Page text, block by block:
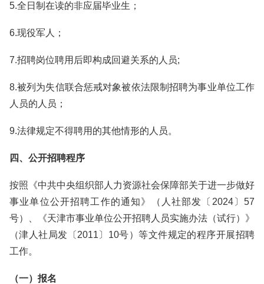
5.全日制在读的非应届毕业生；
6.现役军人；
7.招聘岗位聘用后即构成回避关系的人员;
8.被列为失信联合惩戒对象被依法限制招聘为事业单位工作
人员的人员；
9.法律规定不得聘用的其他情形的人员。
四、公开招聘程序
按照《中共中央组织部人力资源社会保障部关于进一步做好
事业单位公开招聘工作的通知》（人社部发〔2024〕57
号）、《天津市事业单位公开招聘人员实施办法（试行）》
（津人社局发〔2011〕10号）等文件规定的程序开展招聘
工作。
（一）报名